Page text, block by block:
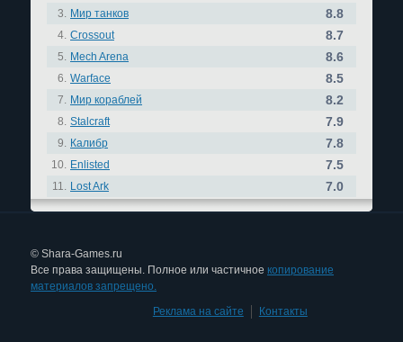
3. Мир танков 8.8
4. Crossout 8.7
5. Mech Arena 8.6
6. Warface 8.5
7. Мир кораблей 8.2
8. Stalcraft 7.9
9. Калибр 7.8
10. Enlisted 7.5
11. Lost Ark 7.0
© Shara-Games.ru
Все права защищены. Полное или частичное копирование
материалов запрещено.
Реклама на сайте
Контакты